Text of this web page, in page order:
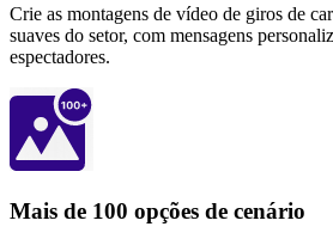
Crie as montagens de vídeo de giros de
suaves do setor, com mensagens
espectadores.
Mais de 100 opções de cenário